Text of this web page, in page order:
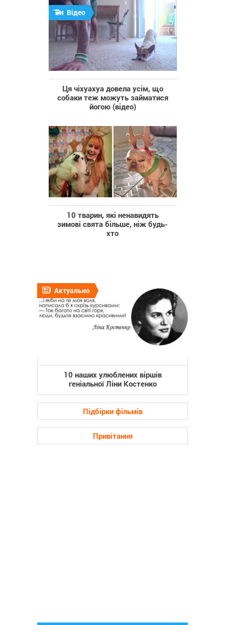
Відео
Ця чіхуахуа довела усім, що
собаки теж можуть займатися
йогою (відео)
10 тварин, які ненавидять
зимові свята більше, ніж будь-
хто
Актуально
10 наших улюблених віршів
геніальної Ліни Костенко
Підбірки фільмів
Привітання